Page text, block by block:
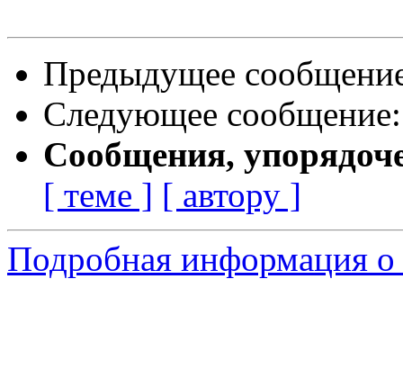
Предыдущее
Следующее
Сообщения,
[ теме ] [ автору ]
Подробная информация о